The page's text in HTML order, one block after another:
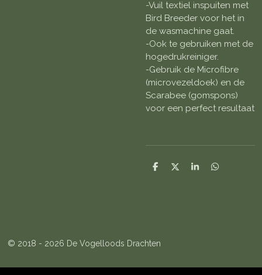
-Vuil textiel inspuiten met
Bird Breeder voor het in
de wasmachine gaat.
-Ook te gebruiken met de
hogedrukreiniger.
-Gebruik de Microfibre
(microvezeldoek) en de
Scarabee (gomspons)
voor een perfect resultaat
D
D
S
D
© 2018 - 2026 De Vogelloods Drachten